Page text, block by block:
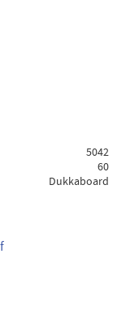
5042
60
Dukkaboard